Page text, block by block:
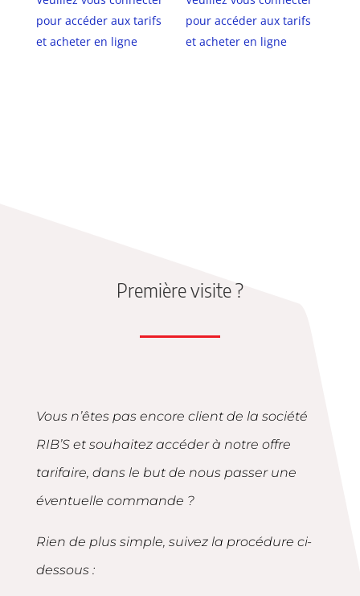
pour accéder aux tarifs
et acheter en ligne
pour accéder aux tarifs
et acheter en ligne
Première visite ?
Vous n’êtes pas encore client de la société
RIB’S et souhaitez accéder à notre offre
tarifaire, dans le but de nous passer une
éventuelle commande ?
Rien de plus simple, suivez la procédure ci-
dessous :